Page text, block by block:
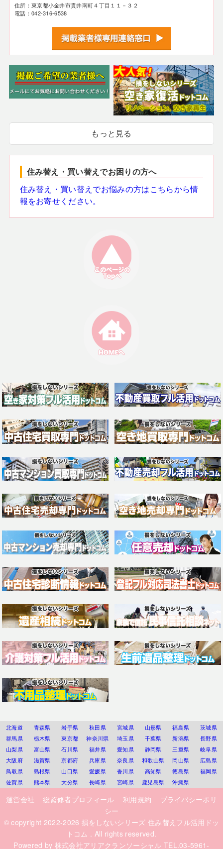
住所：東京都小金井市貫井南町４丁目１１－３２
電話：042-316-6538
もっと見る
住み替え・買い替えでお困りの方へ
住み替え・買い替えでお悩みの方はこちらから情
報をお寄せください。
北海道 青森県 岩手県 秋田県 宮城県 山形県 福島県
茨城県
群馬県
栃木県 東京都 神奈川県 埼玉県 千葉県 新潟県
長野県
山梨県
富山県 石川県 福井県 愛知県 静岡県 三重県
岐阜県
大阪府
滋賀県 京都府 兵庫県 奈良県 和歌山県 岡山県
広島県
鳥取県
島根県 山口県 愛媛県 香川県 高知県 徳島県
福岡県
佐賀県
熊本県 大分県 長崎県 宮崎県 鹿児島県 沖縄県
運営会社 総監修者プロフィール 利用規約
プライバシーポリ
シー
© copyright 2022-2026 損をしないシリーズ 住み替えフル活用ドッ
トコム . All rights reserved.
Powered by 株式会社アリアクランソーシャル TEL.03-5961-